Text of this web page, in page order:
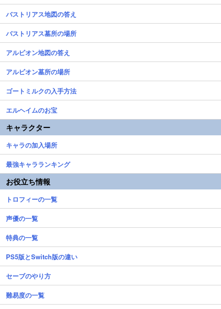
バストリアス地図の答え
バストリアス墓所の場所
アルビオン地図の答え
アルビオン墓所の場所
ゴートミルクの入手方法
エルヘイムのお宝
キャラクター
キャラの加入場所
最強キャラランキング
お役立ち情報
トロフィーの一覧
声優の一覧
特典の一覧
PS5版とSwitch版の違い
セーブのやり方
難易度の一覧